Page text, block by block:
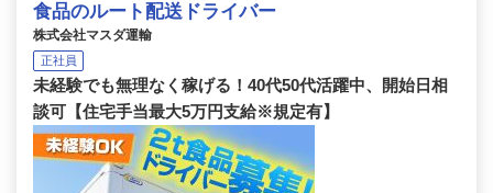
食品のルート配送ドライバー
株式会社マスダ運輸
正社員
未経験でも無理なく稼げる！40代50代活躍中、開始日相
談可【住宅手当最大5万円支給※規定有】